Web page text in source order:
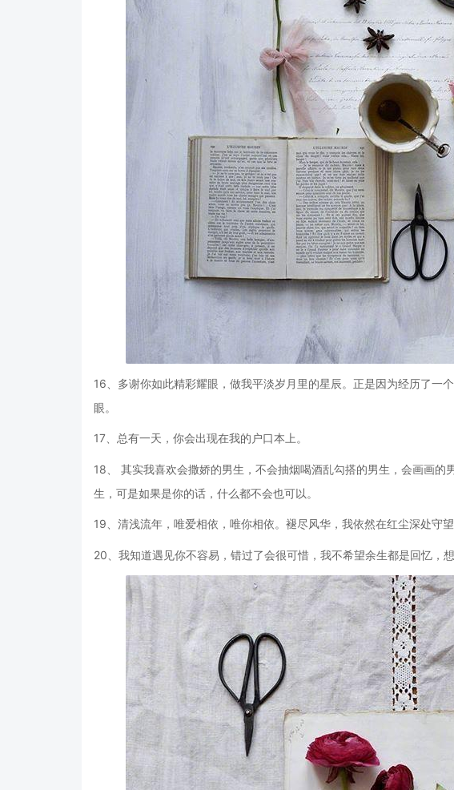
16、多谢你如此精彩耀眼，做我平淡岁月里的星辰。正是因为经历了一
眼。
17、总有一天，你会出现在我的户口本上。
18、 其实我喜欢会撒娇的男生，不会抽烟喝酒乱勾搭的男生，会画画的
生，可是如果是你的话，什么都不会也可以。
19、清浅流年，唯爱相依，唯你相依。褪尽风华，我依然在红尘深处守望
20、我知道遇见你不容易，错过了会很可惜，我不希望余生都是回忆，想